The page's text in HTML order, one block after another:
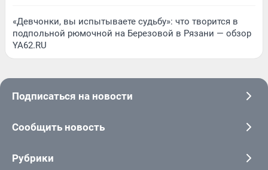
«Девчонки, вы испытываете судьбу»: что творится в
подпольной рюмочной на Березовой в Рязани — обзор
YA62.RU
Подписаться на новости
Сообщить новость
Рубрики